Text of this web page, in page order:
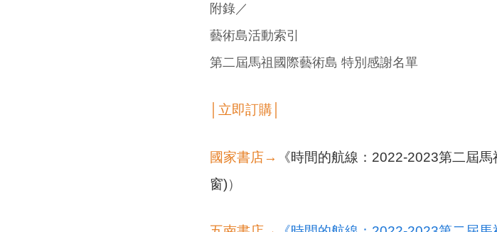
附錄／
藝術島活動索引
第二屆馬祖國際藝術島 特別感謝名單
│立即訂購│
國家書店→
《時間的航線：2022-2023第二屆
窗)）